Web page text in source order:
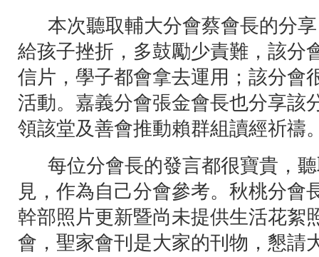
本次聽取輔大分會蔡會長的分享
給孩子挫折，多鼓勵少責難，該分
信片，學子都會拿去運用；該分會
活動。嘉義分會張金會長也分享該
領該堂及善會推動賴群組讀經祈禱
每位分會長的發言都很寶貴，聽
見，作為自己分會參考。秋桃分會
幹部照片更新暨尚未提供生活花絮
會，聖家會刊是大家的刊物，懇請